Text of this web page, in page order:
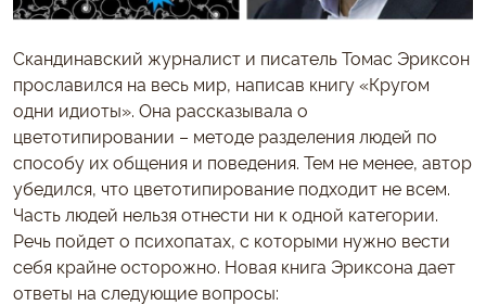
Скандинавский журналист и писатель Томас Эриксон
прославился на весь мир, написав книгу «Кругом
одни идиоты». Она рассказывала о
цветотипировании – методе разделения людей по
способу их общения и поведения. Тем не менее, автор
убедился, что цветотипирование подходит не всем.
Часть людей нельзя отнести ни к одной категории.
Речь пойдет о психопатах, с которыми нужно вести
себя крайне осторожно. Новая книга Эриксона дает
ответы на следующие вопросы: